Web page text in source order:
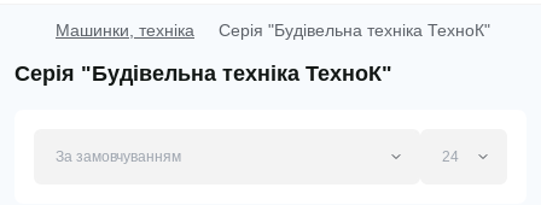
Машинки, техніка Серія "Будівельна техніка ТехноК"
Серія "Будівельна техніка ТехноК"